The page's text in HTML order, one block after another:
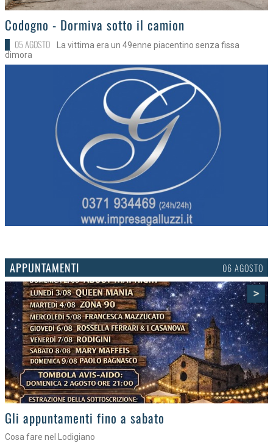
>
Codogno - Dormiva sotto il camion
05 AGOSTO
La vittima era un 49enne piacentino senza fissa
dimora
APPUNTAMENTI 03 AGOSTO
>
Gli eventi della settimana
Tra torte, cinema e musica live